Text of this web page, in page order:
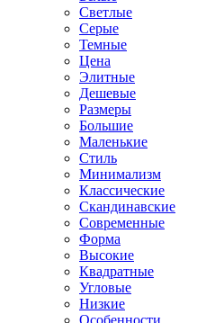
Светлые
Серые
Темные
Цена
Элитные
Дешевые
Размеры
Большие
Маленькие
Стиль
Минимализм
Классические
Скандинавские
Современные
Форма
Высокие
Квадратные
Угловые
Низкие
Особенности